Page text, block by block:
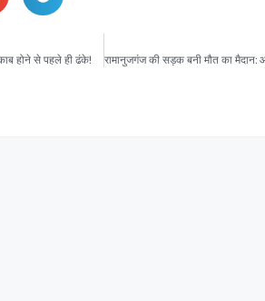
होने से पहले ही ढंके!